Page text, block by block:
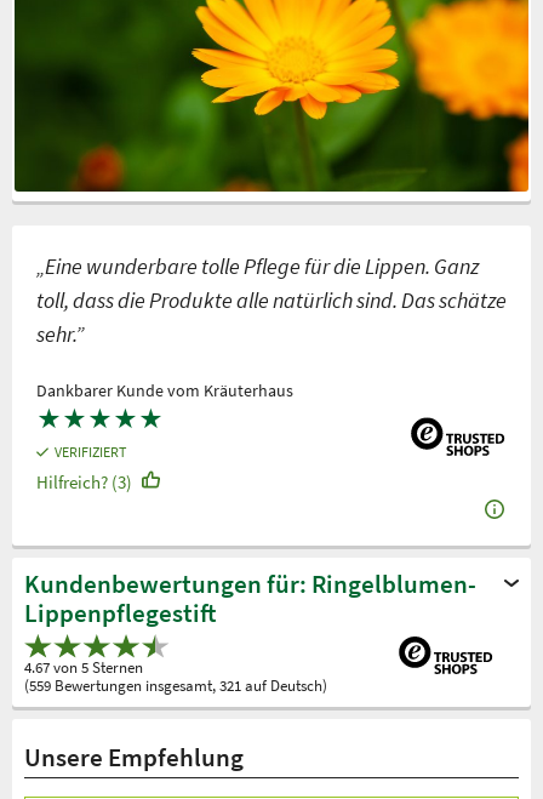
„Eine wunderbare tolle Pflege für die Lippen. Ganz
toll, dass die Produkte alle natürlich sind. Das schätze
sehr.”
Dankbarer Kunde vom Kräuterhaus
★★★★★
VERIFIZIERT
Hilfreich? (3)
Kundenbewertungen für: Ringelblumen-
Lippenpflegestift
4.67 von 5 Sternen
(559 Bewertungen insgesamt, 321 auf Deutsch)
Unsere Empfehlung